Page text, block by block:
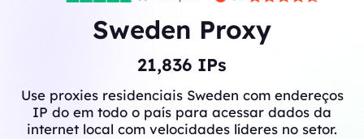
Sweden Proxy
21,836 IPs
Use proxies residenciais Sweden com endereços
IP do em todo o país para acessar dados da
internet local com velocidades líderes no setor.